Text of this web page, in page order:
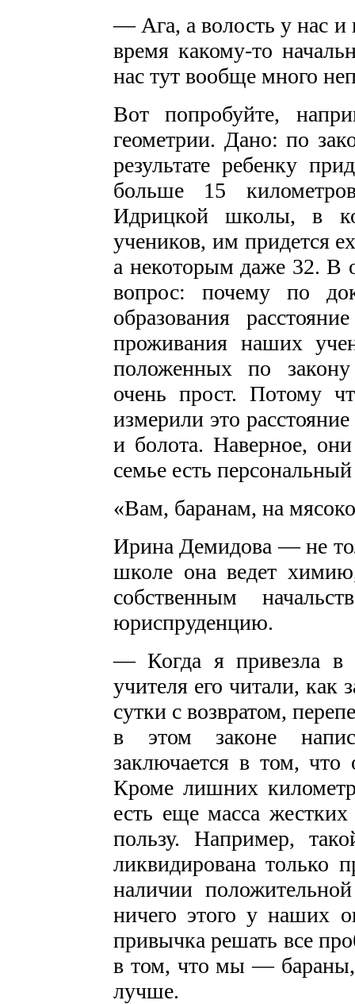
— Ага, а волость у нас и
время какому-то
нас тут вообще много
Вот попробуйте,
геометрии. Дано: по
результате ребенку
больше 15
Идрицкой школы, в
учеников, им придется
а некоторым даже 32. В
вопрос: почему по
образования
проживания наших
положенных по закону
очень прост. Потому
измерили это
и болота. Наверное,
семье есть персональный
«Вам, баранам, на
Ирина Демидова — не
школе она ведет
собственным
юриспруденцию.
— Когда я привезла в
учителя его читали, как
сутки с возвратом,
в этом законе
заключается в том,
Кроме лишних
есть еще масса
пользу. Например,
ликвидирована только
наличии
ничего этого у наших
привычка решать все
в том, что мы — бараны,
лучше.